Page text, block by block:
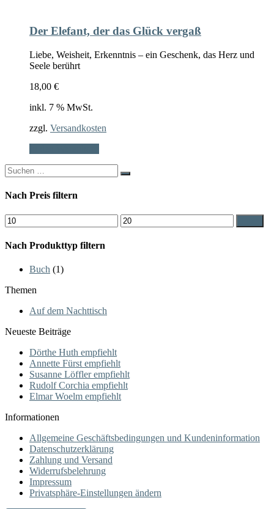
Der Elefant, der das Glück vergaß
Liebe, Weisheit, Erkenntnis – ein Geschenk, das Herz und
Seele berührt
18,00 €
inkl. 7 % MwSt.
zzgl. Versandkosten
Search
for:
Nach Preis filtern
Min.
Preis
Max.
Preis
Nach Produkttyp filtern
Buch (1)
Themen
Auf dem Nachttisch
Neueste Beiträge
Dörthe Huth empfiehlt
Annette Fürst empfiehlt
Susanne Löffler empfiehlt
Rudolf Corchia empfiehlt
Elmar Woelm empfiehlt
Informationen
Allgemeine Geschäftsbedingungen und Kundeninformation
Datenschutzerklärung
Zahlung und Versand
Widerrufsbelehrung
Impressum
Privatsphäre-Einstellungen ändern